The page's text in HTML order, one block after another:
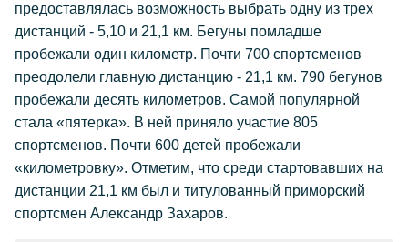
предоставлялась возможность выбрать одну из трех
дистанций - 5,10 и 21,1 км. Бегуны помладше
пробежали один километр. Почти 700 спортсменов
преодолели главную дистанцию - 21,1 км. 790 бегунов
пробежали десять километров. Самой популярной
стала «пятерка». В ней приняло участие 805
спортсменов. Почти 600 детей пробежали
«километровку». Отметим, что среди стартовавших на
дистанции 21,1 км был и титулованный приморский
спортсмен Александр Захаров.